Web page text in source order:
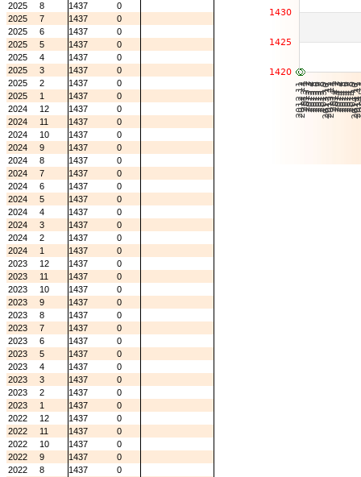
2025
8 1437
0
2025
7 1437
0
2025
6 1437
0
2025
5 1437
0
2025
4 1437
0
2025
3 1437
0
2025
2 1437
0
2025
1 1437
0
2024
12 1437
0
2024
11 1437
0
2024
10 1437
0
2024
9 1437
0
2024
8 1437
0
2024
7 1437
0
2024
6 1437
0
2024
5 1437
0
2024
4 1437
0
2024
3 1437
0
2024
2 1437
0
2024
1 1437
0
2023
12 1437
0
2023
11 1437
0
2023
10 1437
0
2023
9 1437
0
2023
8 1437
0
2023
7 1437
0
2023
6 1437
0
2023
5 1437
0
2023
4 1437
0
2023
3 1437
0
2023
2 1437
0
2023
1 1437
0
2022
12 1437
0
2022
11 1437
0
2022
10 1437
0
2022
9 1437
0
2022
8 1437
0